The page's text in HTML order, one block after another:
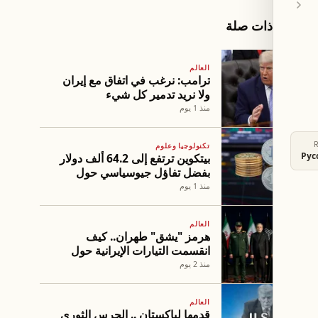
مقالات ذات صلة
العالم
ترامب: نرغب في اتفاق مع إيران
ولا نريد تدمير كل شيء
منذ 1 يوم
تكنولوجيا وعلوم
بيتكوين ترتفع إلى 64.2 ألف دولار
بفضل تفاؤل جيوسياسي حول
هرمز
منذ 1 يوم
العالم
هرمز "يشق" طهران.. كيف
انقسمت التيارات الإيرانية حول
ورقة المضيق؟
منذ 2 يوم
العالم
قدمها لباكستان .. الحرس الثوري